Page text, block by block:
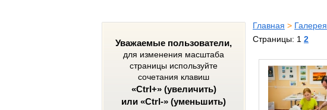
Уважаемые пользователи,
для изменения масштаба
страницы используйте
сочетания клавиш
«Ctrl+» (увеличить)
или «Ctrl-» (уменьшить)
Главная > Галерея
Страницы: 1 2